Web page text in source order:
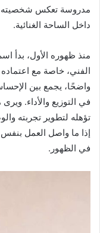
مدروسة تعكس شخصيته
داخل الساحة الغنائية.
منذ ظهوره الأول، بدأ
الفني، خاصة مع
واضحًا، يجمع بين
في التوزيع والأداء.
تؤهله لتطوير تجربته
إذا ما واصل العمل بنفس
في الظهور.